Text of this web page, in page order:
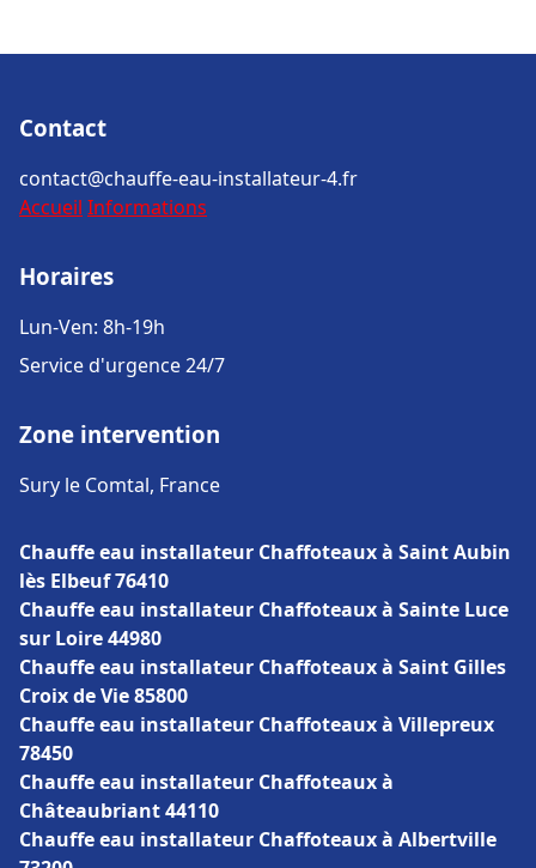
Contact
contact@chauffe-eau-installateur-4.fr
Accueil Informations
Horaires
Lun-Ven: 8h-19h
Service d'urgence 24/7
Zone intervention
Sury le Comtal, France
Chauffe eau installateur Chaffoteaux à Saint Aubin
lès Elbeuf 76410
Chauffe eau installateur Chaffoteaux à Sainte Luce
sur Loire 44980
Chauffe eau installateur Chaffoteaux à Saint Gilles
Croix de Vie 85800
Chauffe eau installateur Chaffoteaux à Villepreux
78450
Chauffe eau installateur Chaffoteaux à
Châteaubriant 44110
Chauffe eau installateur Chaffoteaux à Albertville